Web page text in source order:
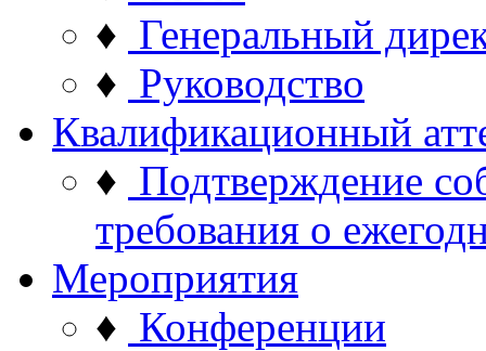
♦ Генеральный
♦ Руководство
Квалификационный
♦ Подтверждение
требования о
Мероприятия
♦ Конференции